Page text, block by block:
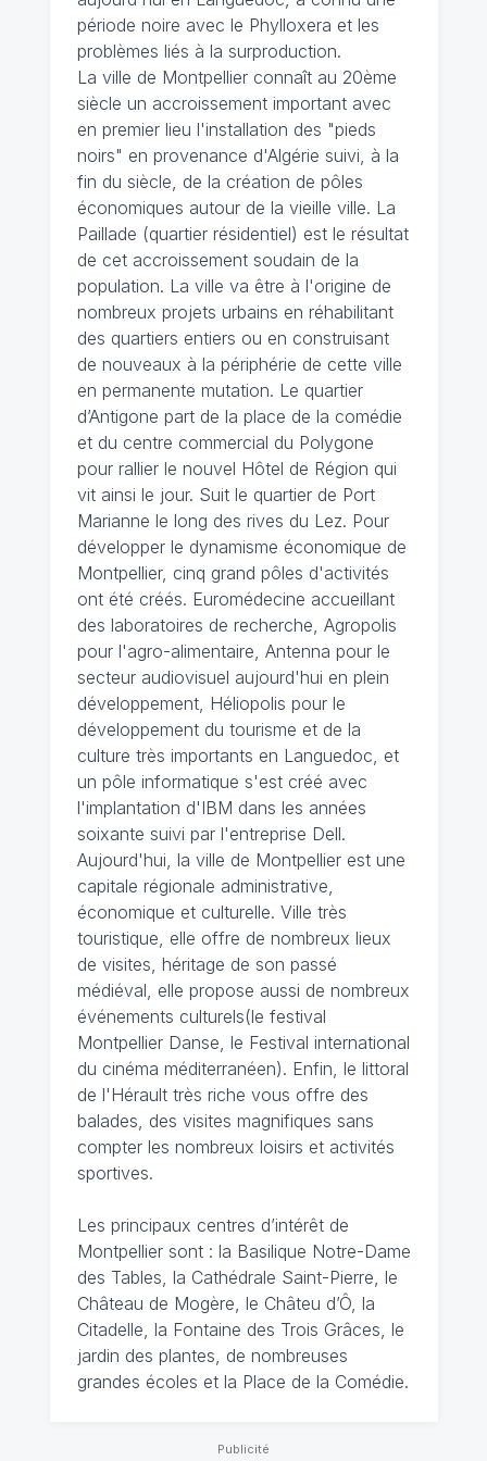
période noire avec le Phylloxera et les
problèmes liés à la surproduction.
La ville de Montpellier connaît au 20ème
siècle un accroissement important avec
en premier lieu l'installation des "pieds
noirs" en provenance d'Algérie suivi, à la
fin du siècle, de la création de pôles
économiques autour de la vieille ville. La
Paillade (quartier résidentiel) est le résultat
de cet accroissement soudain de la
population. La ville va être à l'origine de
nombreux projets urbains en réhabilitant
des quartiers entiers ou en construisant
de nouveaux à la périphérie de cette ville
en permanente mutation. Le quartier
d’Antigone part de la place de la comédie
et du centre commercial du Polygone
pour rallier le nouvel Hôtel de Région qui
vit ainsi le jour. Suit le quartier de Port
Marianne le long des rives du Lez. Pour
développer le dynamisme économique de
Montpellier, cinq grand pôles d'activités
ont été créés. Euromédecine accueillant
des laboratoires de recherche, Agropolis
pour l'agro-alimentaire, Antenna pour le
secteur audiovisuel aujourd'hui en plein
développement, Héliopolis pour le
développement du tourisme et de la
culture très importants en Languedoc, et
un pôle informatique s'est créé avec
l'implantation d'IBM dans les années
soixante suivi par l'entreprise Dell.
Aujourd'hui, la ville de Montpellier est une
capitale régionale administrative,
économique et culturelle. Ville très
touristique, elle offre de nombreux lieux
de visites, héritage de son passé
médiéval, elle propose aussi de nombreux
événements culturels(le festival
Montpellier Danse, le Festival international
du cinéma méditerranéen). Enfin, le littoral
de l'Hérault très riche vous offre des
balades, des visites magnifiques sans
compter les nombreux loisirs et activités
sportives.
Les principaux centres d’intérêt de
Montpellier sont : la Basilique Notre-Dame
des Tables, la Cathédrale Saint-Pierre, le
Château de Mogère, le Châteu d’Ô, la
Citadelle, la Fontaine des Trois Grâces, le
jardin des plantes, de nombreuses
grandes écoles et la Place de la Comédie.